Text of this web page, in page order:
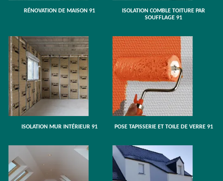
RÉNOVATION DE MAISON 91
ISOLATION COMBLE TOITURE PAR
SOUFFLAGE 91
ISOLATION MUR INTÉRIEUR 91 POSE TAPISSERIE ET TOILE DE VERRE 91